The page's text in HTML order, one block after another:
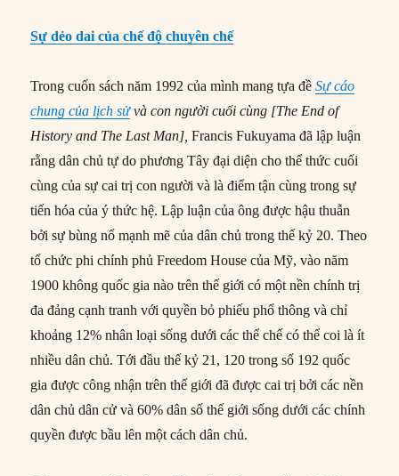
Sự dẻo dai của chế độ chuyên chế
Trong cuốn sách năm 1992 của mình mang tựa đềSự cáo
chung của lịch sửvà con người cuối cùng [The End of
History and The Last Man], Francis Fukuyama đã lập luận
rằng dân chủ tự do phương Tây đại diện cho thể thức cuối
cùng của sự cai trị con người và là điểm tận cùng trong sự
tiến hóa của ý thức hệ. Lập luận của ông được hậu thuẫn
bởi sự bùng nổ mạnh mẽ của dân chủ trong thế kỷ 20. Theo
tổ chức phi chính phủ Freedom House của Mỹ, vào năm
1900 không quốc gia nào trên thế giới có một nền chính trị
đa đảng cạnh tranh với quyền bỏ phiếu phổ thông và chỉ
khoảng 12% nhân loại sống dưới các thể chế có thể coi là ít
nhiều dân chủ. Tới đầu thế kỷ 21, 120 trong số 192 quốc
gia được công nhận trên thế giới đã được cai trị bởi các nền
dân chủ dân cử và 60% dân số thế giới sống dưới các chính
quyền được bầu lên một cách dân chủ.